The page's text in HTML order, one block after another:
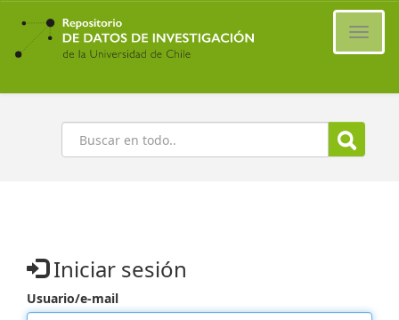
Ir
contenido
principal
Buscar
Iniciar sesión
Usuario/e-mail